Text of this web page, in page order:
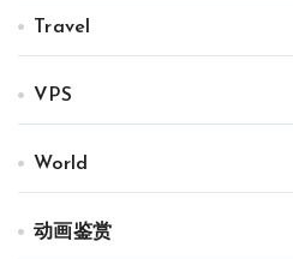
Travel
VPS
World
动画鉴赏